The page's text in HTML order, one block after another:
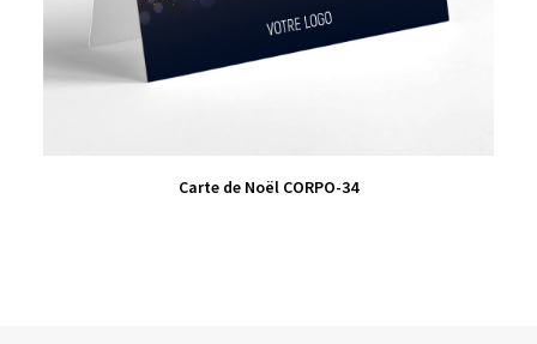
VIEW PRODUCT
Carte de Noël CORPO-34